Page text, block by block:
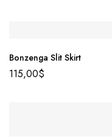
Bonzenga Slit Skirt
115,00$